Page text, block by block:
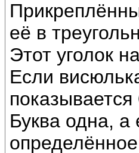
её в
Этот уголок
Если
Буква одна, а